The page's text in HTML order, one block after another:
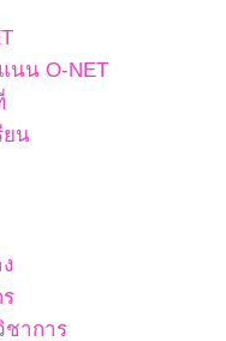
นน O-NET
ยน
ชาการ